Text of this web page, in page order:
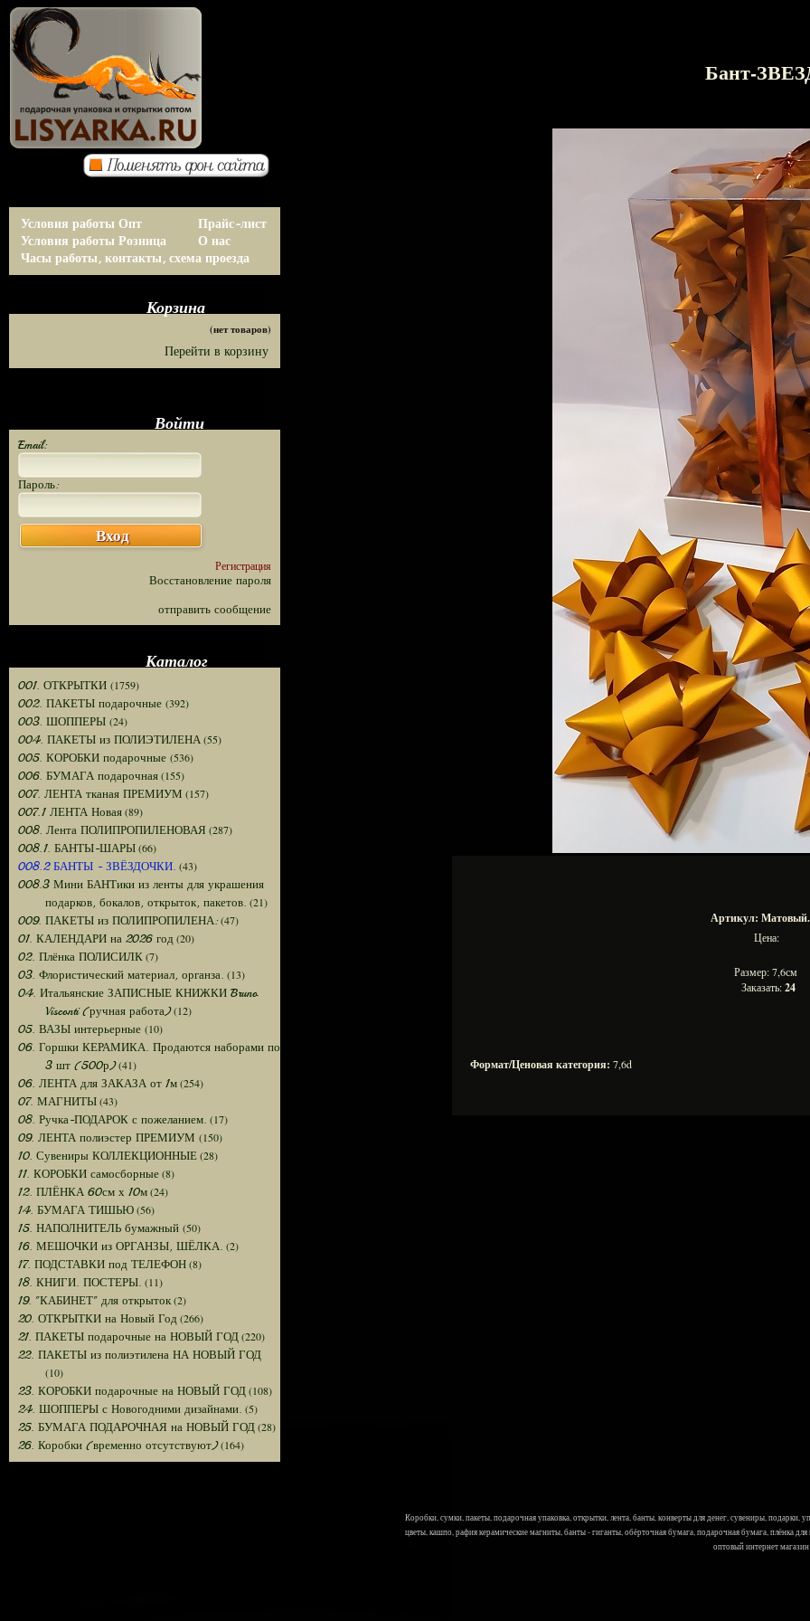
Условия работы Опт
Условия работы Розница
Прайс-лист
О нас
Часы работы, контакты, схема проезда
Корзина
(нет товаров)
Перейти в корзину
Войти
Email:
Пароль:
Вход
Регистрация
Восстановление пароля
отправить сообщение
Каталог
001. ОТКРЫТКИ (1759)
002. ПАКЕТЫ подарочные (392)
003. ШОППЕРЫ (24)
004. ПАКЕТЫ из ПОЛИЭТИЛЕНА(55)
005. КОРОБКИ подарочные (536)
006. БУМАГА подарочная(155)
007. ЛЕНТА тканая ПРЕМИУМ (157)
007.1 ЛЕНТА Новая(89)
008. Лента ПОЛИПРОПИЛЕНОВАЯ (287)
008.1. БАНТЫ-ШАРЫ(66)
008.2 БАНТЫ - ЗВЁЗДОЧКИ. (43)
008.3 Мини БАНТики из ленты для украшения
подарков, бокалов, открыток, пакетов. (21)
009. ПАКЕТЫ из ПОЛИПРОПИЛЕНА:(47)
01. КАЛЕНДАРИ на 2026 год (20)
02. Плёнка ПОЛИСИЛК(7)
03. Флористический материал, органза. (13)
04. Итальянские ЗАПИСНЫЕ КНИЖКИ Bruno
Visconti (ручная работа)(12)
05. ВАЗЫ интерьерные (10)
06. Горшки КЕРАМИКА. Продаются наборами по
3 шт (500р)(41)
06. ЛЕНТА для ЗАКАЗА от 1м(254)
07. МАГНИТЫ(43)
08. Ручка-ПОДАРОК с пожеланием. (17)
09. ЛЕНТА полиэстер ПРЕМИУМ (150)
10. Сувениры КОЛЛЕКЦИОННЫЕ(28)
11. КОРОБКИ самосборные(8)
12. ПЛЁНКА 60см х 10м(24)
14. БУМАГА ТИШЬЮ(56)
15. НАПОЛНИТЕЛЬ бумажный (50)
16. МЕШОЧКИ из ОРГАНЗЫ, ШЁЛКА. (2)
17. ПОДСТАВКИ под ТЕЛЕФОН(8)
18. КНИГИ. ПОСТЕРЫ. (11)
19. "КАБИНЕТ" для открыток(2)
20. ОТКРЫТКИ на Новый Год (266)
21. ПАКЕТЫ подарочные на НОВЫЙ ГОД(220)
22. ПАКЕТЫ из полиэтилена НА НОВЫЙ ГОД
(10)
23. КОРОБКИ подарочные на НОВЫЙ ГОД(108)
24. ШОППЕРЫ с Новогодними дизайнами. (5)
25. БУМАГА ПОДАРОЧНАЯ на НОВЫЙ ГОД(28)
26. Коробки (временно отсутствуют)(164)
Бант-
Артикул:
Цена:
Размер: 7,6см
Заказать:24
Формат/Ценовая категория: 7,6d
Коробки, сумки, пакеты, подарочная упаковка, открытки, лента, банты, конверты для денег, сувениры,
цветы, кашпо, рафия керамические магниты, банты - гиганты, обёрточная бумага, подарочная бумага, плёнка
оптовый интернет